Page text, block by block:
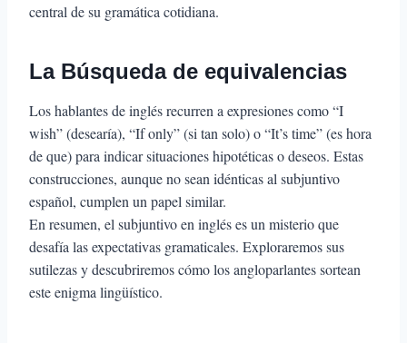
central de su gramática cotidiana.
La Búsqueda de equivalencias
Los hablantes de inglés recurren a expresiones como “I
wish” (desearía), “If only” (si tan solo) o “It’s time” (es hora
de que) para indicar situaciones hipotéticas o deseos. Estas
construcciones, aunque no sean idénticas al subjuntivo
español, cumplen un papel similar.
En resumen, el subjuntivo en inglés es un misterio que
desafía las expectativas gramaticales. Exploraremos sus
sutilezas y descubriremos cómo los angloparlantes sortean
este enigma lingüístico.